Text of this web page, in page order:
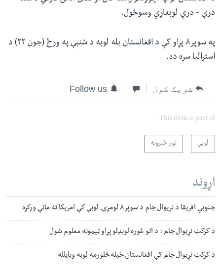
درې - درې لوبغاړي وسوځول.
په سوپر۸ پړاو کې د افغانستان بله لوبه د شنبې په ورځ (جون ۲۲) د
استرالیا سره ده.
شریک کول Follow us
This item is part of
لوبې نور خبرونه
اړوند
جنوبي افریقا د نړیوال جام د سوپر۸ لومړۍ لوبې کې امریکا ته ماتې ورکړه
د کرکټ نړیوال جام : د اتو غوره لوبډلو پړاو ټیمونه معلوم شول
د کرکټ نړیوال جام کې افغانستان خپله څلورمه لوبه وبایلله